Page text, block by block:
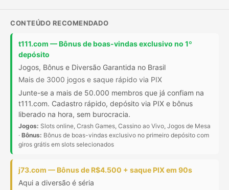
CONTEÚDO RECOMENDADO
t111.com — Bônus de boas-vindas exclusivo no 1º
depósito
Jogos, Bônus e Diversão Garantida no Brasil
Mais de 3000 jogos e saque rápido via PIX
Junte-se a mais de 50.000 membros que já confiam na
t111.com. Cadastro rápido, depósito via PIX e bônus
liberado na hora, sem burocracia.
Jogos: Slots online, Crash Games, Cassino ao Vivo, Jogos de Mesa
· Bônus: Bônus de boas-vindas exclusivo no primeiro depósito com
giros grátis em slots selecionados
j73.com — Bônus de R$4.500 + saque PIX em 90s
Aqui a diversão é séria